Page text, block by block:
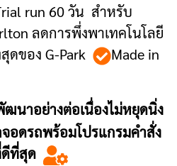
run 60 วัน สำหรับ
ลดการพึ่งพาเทคโนโลยี
ดของ G-Park
Made in
ฒนาอย่างต่อเนื่องไม่หยุดนิ่ง
จอดรถพร้อมโปรแกรมคำสั่ง
ที่สุด